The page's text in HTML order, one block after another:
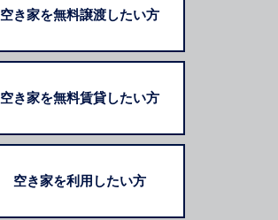
空き家を無料譲渡したい方
空き家を無料賃貸したい方
空き家を利用したい方